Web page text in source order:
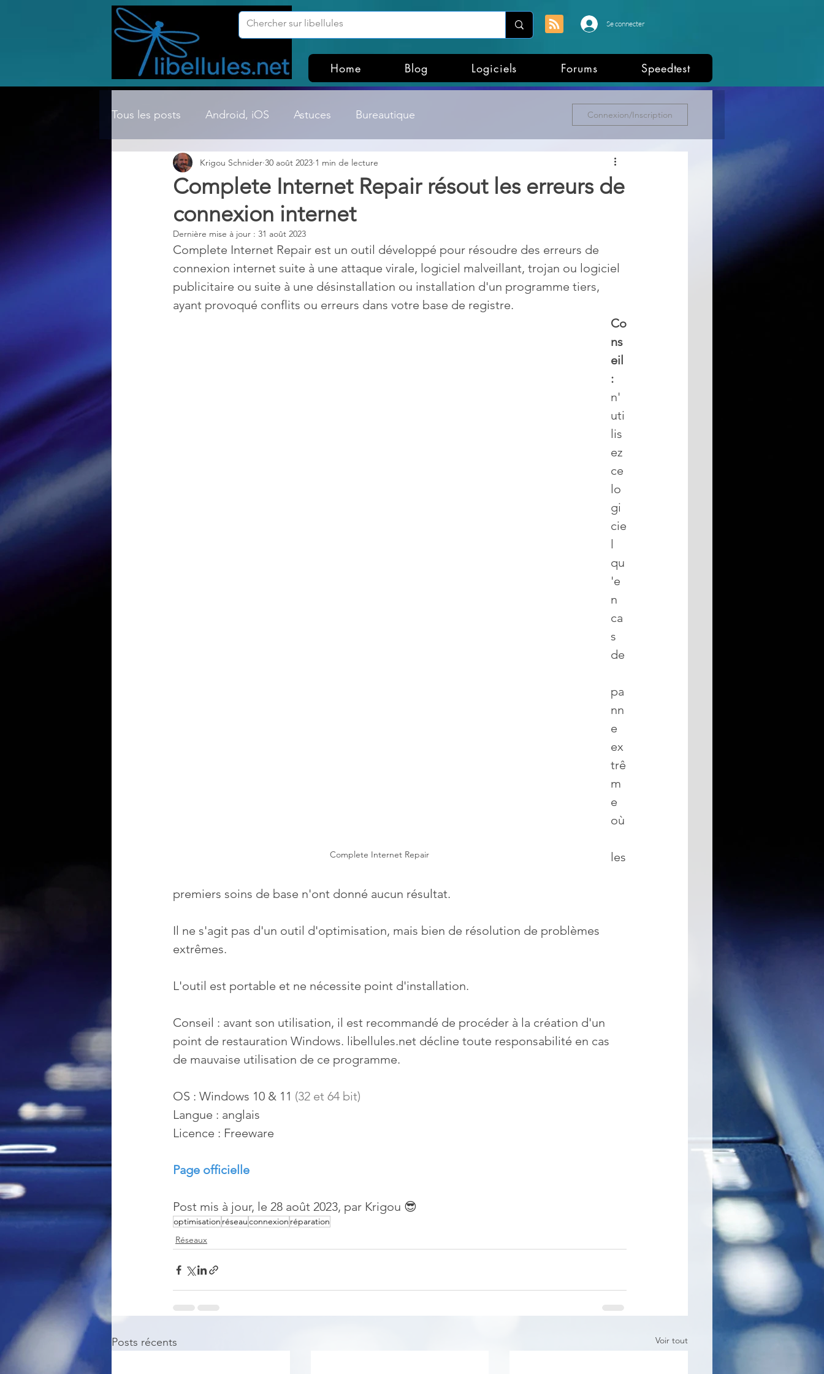
Se connecter
Home Blog Logiciels Forums Speedtest
Tous les posts Android, iOS Astuces Bureautique
Compression ZIP, RAR, etc. Customisation Windows
Dossier Windows Explorateurs de fichiers
Internet Lightroom & Photoshop Linux
Loisir et divertissement Mises à jour Multimedia Navigateurs
Connexion/Inscription
Complete Internet Repair résout les erreurs de
connexion internet
Krigou Schnider 30 août 2023 1 min de lecture
Dernière mise à jour : 31 août 2023
Complete Internet Repair est un outil développé pour résoudre des erreurs de
connexion internet suite à une attaque virale, logiciel malveillant, trojan ou logiciel
publicitaire ou suite à une désinstallation ou installation d'un programme tiers,
ayant provoqué conflits ou erreurs dans votre base de registre.
Complete Internet Repair
Co
ns
eil
:
n'
uti
lis
ez
ce
lo
gi
cie
l
qu
'e
n
ca
s
de
pa
nn
e
ex
trê
m
e
où
les
premiers soins de base n'ont donné aucun résultat.
Il ne s'agit pas d'un outil d'optimisation, mais bien de résolution de problèmes
extrêmes.
L'outil est portable et ne nécessite point d'installation.
Conseil : avant son utilisation, il est recommandé de procéder à la création d'un
point de restauration Windows. libellules.net décline toute responsabilité en cas
de mauvaise utilisation de ce programme.
OS : Windows 10 & 11 (32 et 64 bit)
Langue : anglais
Licence : Freeware
Page officielle
Post mis à jour, le 28 août 2023, par Krigou 😎
optimisation réseauconnexion réparation
Réseaux
Posts récents Voir tout